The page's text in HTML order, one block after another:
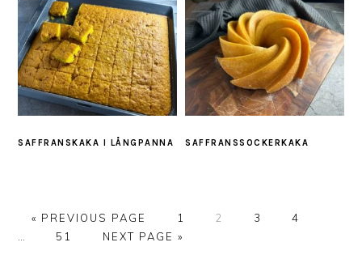
SAFFRANSKAKA I LÅNGPANNA SAFFRANSSOCKERKAKA
« GO
TO
PREVIOUS PAGE PAGE
1 PAGE
2 PAGE
3 PAGE
4
PAGE
51
GO
NEXT PAGE »